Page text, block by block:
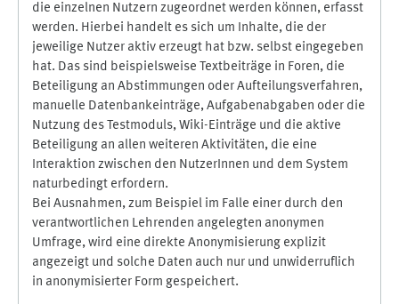
die einzelnen Nutzern zugeordnet werden können, erfasst
werden. Hierbei handelt es sich um Inhalte, die der
jeweilige Nutzer aktiv erzeugt hat bzw. selbst eingegeben
hat. Das sind beispielsweise Textbeiträge in Foren, die
Beteiligung an Abstimmungen oder Aufteilungsverfahren,
manuelle Datenbankeinträge, Aufgabenabgaben oder die
Nutzung des Testmoduls, Wiki-Einträge und die aktive
Beteiligung an allen weiteren Aktivitäten, die eine
Interaktion zwischen den NutzerInnen und dem System
naturbedingt erfordern.
Bei Ausnahmen, zum Beispiel im Falle einer durch den
verantwortlichen Lehrenden angelegten anonymen
Umfrage, wird eine direkte Anonymisierung explizit
angezeigt und solche Daten auch nur und unwiderruflich
in anonymisierter Form gespeichert.